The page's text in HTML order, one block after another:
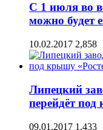
С 1 июля во
можно будет
10.02.2017 2,858
Липецкий
перейдёт
09.01.2017 1,433